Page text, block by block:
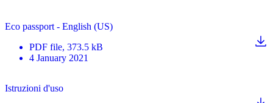
Eco passport - English (US)
PDF file, 373.5 kB
4 January 2021
Istruzioni d'uso